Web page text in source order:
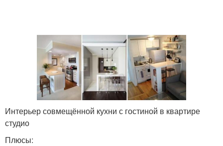
Интерьер совмещённой кухни с гостиной в квартире
студио
Плюсы: